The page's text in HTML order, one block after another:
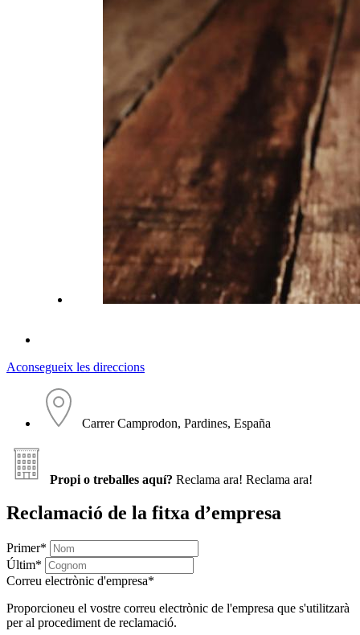
Aconsegueix les direccions
Carrer Camprodon, Pardines, España
Propi o treballes aquí? Reclama ara! Reclama ara!
Reclamació de la fitxa d’empresa
Primer*
Últim*
Correu electrònic d'empresa*
Proporcioneu el vostre correu electrònic de l'empresa que s'utilitzarà
per al procediment de reclamació.